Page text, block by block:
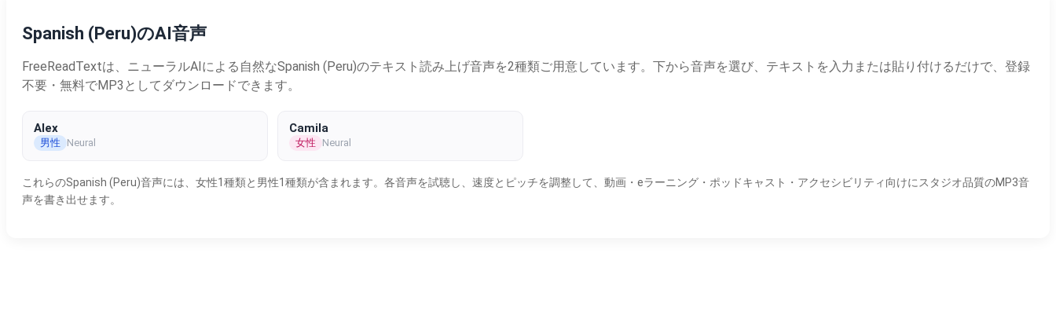
Spanish (Peru)のAI音声
FreeReadTextは、ニューラルAIによる自然なSpanish (Peru)のテキスト読み上げ音声を2種類ご用意しています。下から音声を選び、テキストを入力または貼り付けるだけで、登録
不要・無料でMP3としてダウンロードできます。
Alex
男性 Neural
Camila
女性 Neural
これらのSpanish (Peru)音声には、女性1種類と男性1種類が含まれます。各音声を試聴し、速度とピッチを調整して、動画・eラーニング・ポッドキャスト・アクセシビリティ向けにスタジオ品質のMP3音
声を書き出せます。